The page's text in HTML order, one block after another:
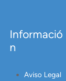
Informació
n
Aviso Legal